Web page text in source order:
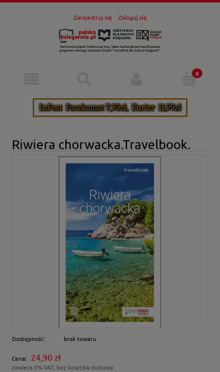
Zarejestruj się Zaloguj się
Riwiera chorwacka.Travelbook.
Dostępność: brak towaru
Cena: 24,90 zł
zawiera 5% VAT, bez kosztów dostawy